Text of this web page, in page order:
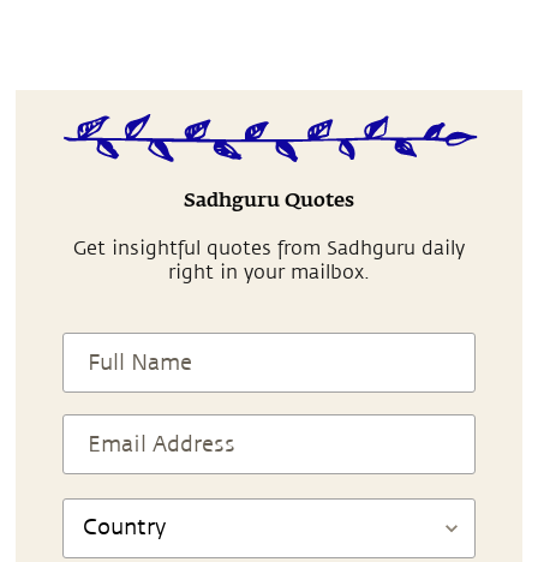
Sadhguru Quotes
Get insightful quotes from Sadhguru daily
right in your mailbox.